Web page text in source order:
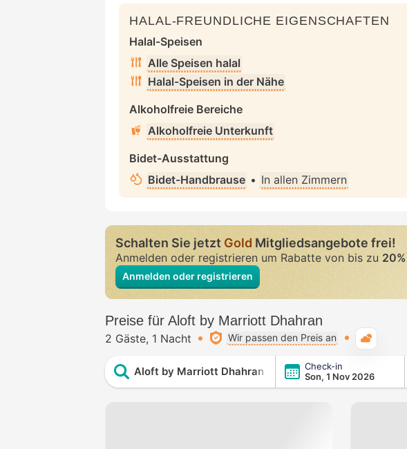
HALAL-FREUNDLICHE EIGENSCHAFTEN
Halal-Speisen
Alle Speisen halal
Halal-Speisen in der Nähe
Alkoholfreie Bereiche
Alkoholfreie Unterkunft
Bidet-Ausstattung
Bidet-Handbrause • In allen Zimmern
Schalten Sie jetztGoldMitgliedsangebote frei!
Anmelden oder registrieren um Rabatte von bis zu 20%
Anmelden oder registrieren
Preise für Aloft by Marriott Dhahran
2 Gäste 1 Nacht Wir passen den Preis an
Aloft by Marriott Dhahran
Check-in
Son, 1 Nov 2026